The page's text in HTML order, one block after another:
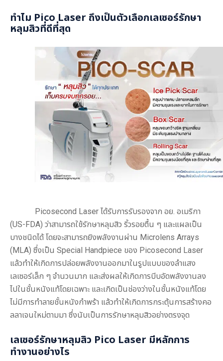
ทำไม Pico Laser ถึงเป็นตัวเลือกเลเซอร์รักษา
หลุมสิวที่ดีที่สุด
Picosecond Laser ได้รับการรับรองจาก อย. อเมริกา
(US-FDA) ว่าสามารถใช้รักษาหลุมสิว ริ้วรอยตื้น ๆ และแผลเป็น
บางชนิดได้ โดยจะสามารถยิงพลังงานผ่าน Microlens Arrays
(MLA) ซึ่งเป็น Special Handpiece ของ Picosecond Laser
แล้วทำให้เกิดการปล่อยพลังงานออกมาในรูปแบบของลำแสง
เลเซอร์เล็ก ๆ จำนวนมาก และส่งผลให้เกิดการบีบอัดพลังงานลง
ไปในชั้นหนังแท้โดยเฉพาะ และเกิดเป็นช่องว่างในชั้นหนังแท้โดย
ไม่มีการทำลายชั้นหนังกำพร้า แล้วทำให้เกิดการกระตุ้นการสร้างคอ
ลลาเจนใหม่ตามมา ซึ่งนับเป็นการรักษาหลุมสิวอย่างตรงจุด
เลเซอร์รักษาหลุมสิว Pico Laser มีหลักการ
ทำงานอย่างไร